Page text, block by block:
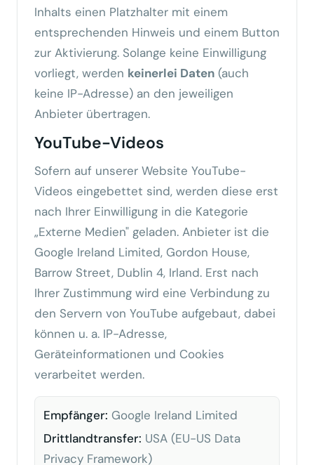
Inhalts einen Platzhalter mit einem
entsprechenden Hinweis und einem Button
zur Aktivierung. Solange keine Einwilligung
vorliegt, werden keinerlei Daten (auch
keine IP-Adresse) an den jeweiligen
Anbieter übertragen.
YouTube-Videos
Sofern auf unserer Website YouTube-
Videos eingebettet sind, werden diese erst
nach Ihrer Einwilligung in die Kategorie
„Externe Medien" geladen. Anbieter ist die
Google Ireland Limited, Gordon House,
Barrow Street, Dublin 4, Irland. Erst nach
Ihrer Zustimmung wird eine Verbindung zu
den Servern von YouTube aufgebaut, dabei
können u. a. IP-Adresse,
Geräteinformationen und Cookies
verarbeitet werden.
Empfänger: Google Ireland Limited
Drittlandtransfer: USA (EU-US Data
Privacy Framework)